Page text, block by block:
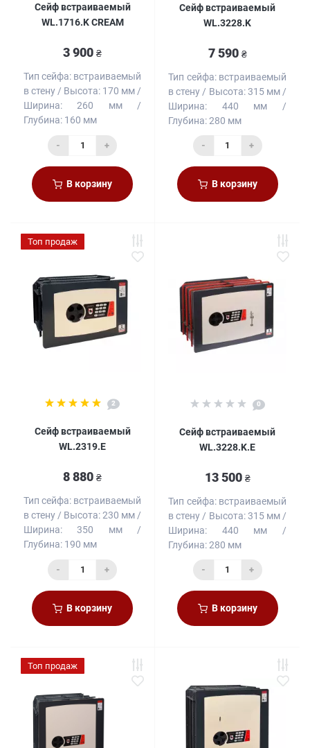
Сейф встраиваемый
WL.1716.K CREAM
3 900 ₴
Тип сейфа: встраиваемый
в стену
Высота: 170 мм
Ширина:
260 мм
Глубина: 160 мм
- +
В корзину
Сейф встраиваемый
WL.3228.K
7 590 ₴
Тип сейфа: встраиваемый
в стену
Высота: 315 мм
Ширина:
440 мм
Глубина:280 мм
- +
В корзину
Топ продаж
2
Сейф встраиваемый
WL.2319.E
8 880 ₴
Тип сейфа: встраиваемый
в стену
Высота:230 мм
Ширина:
350 мм
Глубина: 190 мм
- +
В корзину
0
Сейф встраиваемый
WL.3228.K.E
13 500 ₴
Тип сейфа: встраиваемый
в стену
Высота: 315 мм
Ширина:
440 мм
Глубина:280 мм
- +
В корзину
Топ продаж